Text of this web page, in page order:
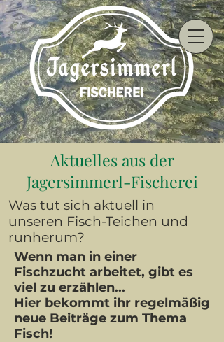
Aktuelles aus der
Jagersimmerl-Fischerei
Was tut sich aktuell in
unseren Fisch-Teichen und
runherum?
Wenn man in einer
Fischzucht arbeitet, gibt es
viel zu erzählen...
Hier bekommt ihr regelmäßig
neue Beiträge zum Thema
Fisch!